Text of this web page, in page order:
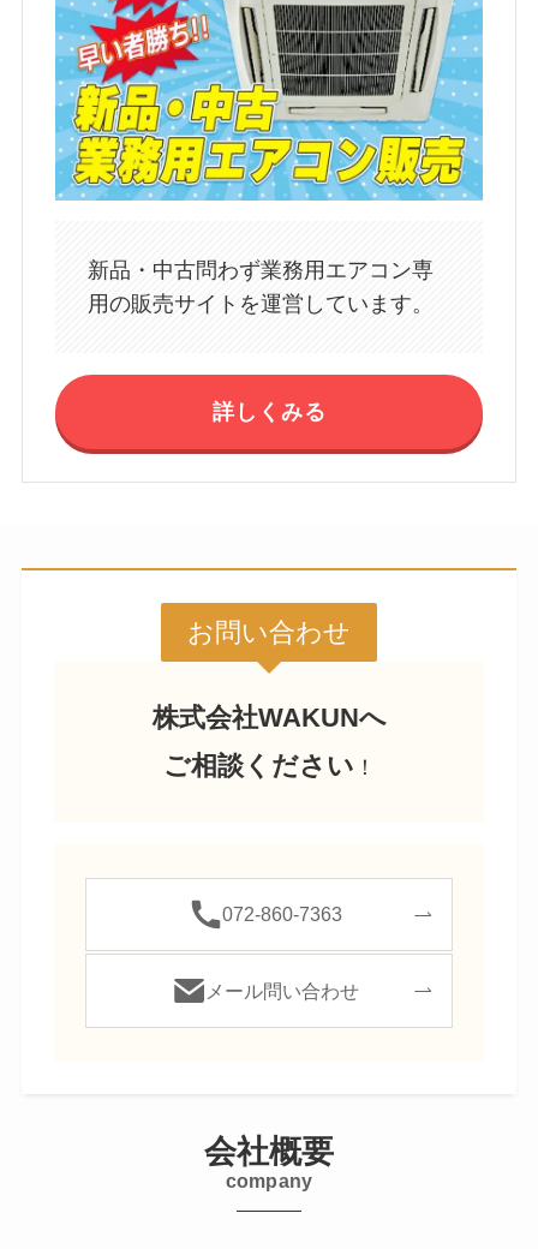
新品・中古問わず業務用エアコン専
用の販売サイトを運営しています。
詳しくみる
お問い合わせ
株式会社WAKUNへ
ご相談ください ！
072-860-7363
メール問い合わせ
会社概要
company